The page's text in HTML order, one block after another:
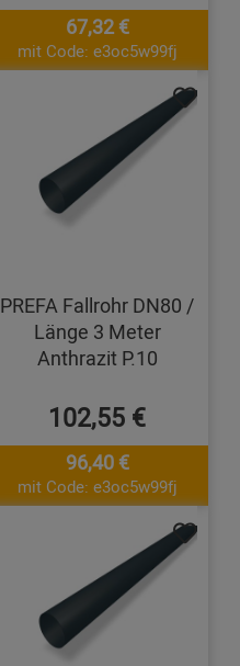
67,32 €
mit Code: e3oc5w99fj
PREFA Fallrohr DN80 /
Länge 3 Meter
Anthrazit P.10
102,55 €
96,40 €
mit Code: e3oc5w99fj